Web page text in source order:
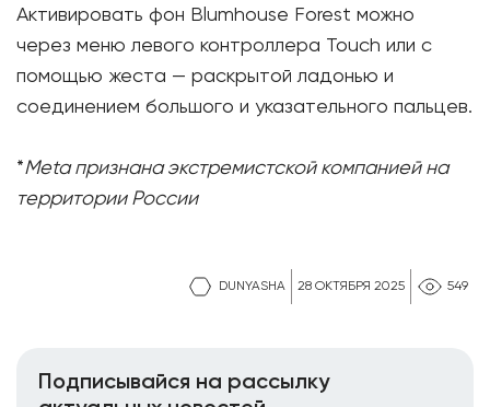
DUNYASHA 28 ОКТЯБРЯ 2025 549
Активировать фон Blumhouse Forest можно
через меню левого контроллера Touch или с
помощью жеста — раскрытой ладонью и
соединением большого и указательного пальцев.
*Meta признана экстремистской компанией на
территории России
Подписывайся на рассылку